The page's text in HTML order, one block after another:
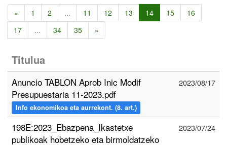
« 1 2 ... 11 12 13 14 15
16
17
... 34 35 »
Titulua
Anuncio TABLON Aprob Inic Modif
Presupuestaria 11-2023.pdf
Info ekonomikoa eta aurrekont. (8. art.)
2023/08/17
198E:2023_Ebazpena_Ikastetxe
publikoak hobetzeko eta birmoldatzeko
2023/07/24